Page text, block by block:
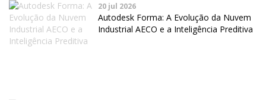
20 jul 2026
Autodesk Forma: A Evolução da Nuvem
Industrial AECO e a Inteligência Preditiva